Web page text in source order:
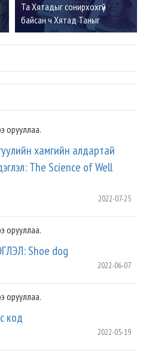
Та Хятадыг сонирхохгүй
байсан ч Хятад Таныг
сонирхоно
орууллаа.
хамгийн алдартай
The Science of Well
2022-07-25
орууллаа.
Shoе dog
2022-06-07
орууллаа.
код
2022-05-19